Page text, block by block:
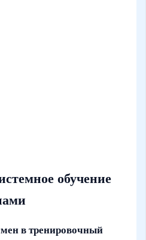
обучение
в тренировочный